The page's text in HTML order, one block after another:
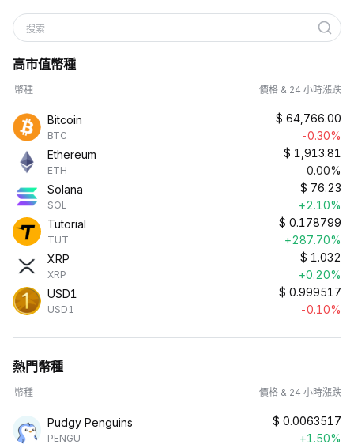
搜索
高市值幣種
幣種 價格 & 24 小時漲跌
Bitcoin
BTC
$ 64,766.00
-0.30%
Ethereum
ETH
$ 1,913.81
0.00%
Solana
SOL
$ 76.23
+2.10%
Tutorial
TUT
$ 0.178799
+287.70%
XRP
XRP
$ 1.032
+0.20%
USD1
USD1
$ 0.999517
-0.10%
熱門幣種
幣種 價格 & 24 小時漲跌
Pudgy Penguins
PENGU
$ 0.0063517
+1.50%